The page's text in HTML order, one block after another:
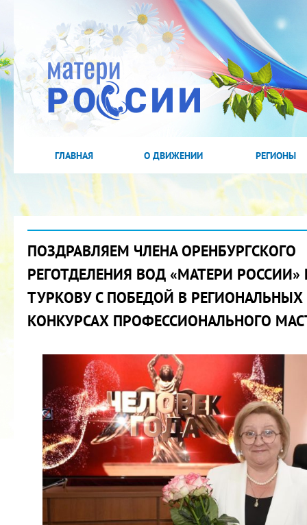
ГЛАВНАЯ О ДВИЖЕНИИ РЕГИОНЫ
ПОЗДРАВЛЯЕМ ЧЛЕНА ОРЕНБУРГСКОГО
РЕГОТДЕЛЕНИЯ ВОД «МАТЕРИ РОССИИ»
ТУРКОВУ С ПОБЕДОЙ В РЕГИОНАЛЬНЫХ
КОНКУРСАХ ПРОФЕССИОНАЛЬНОГО
2022 ГОД ПРОВОЗГЛАШЕН ГОДОМ
МАТЕРИ В ЯКУТИИ
19.12.2021